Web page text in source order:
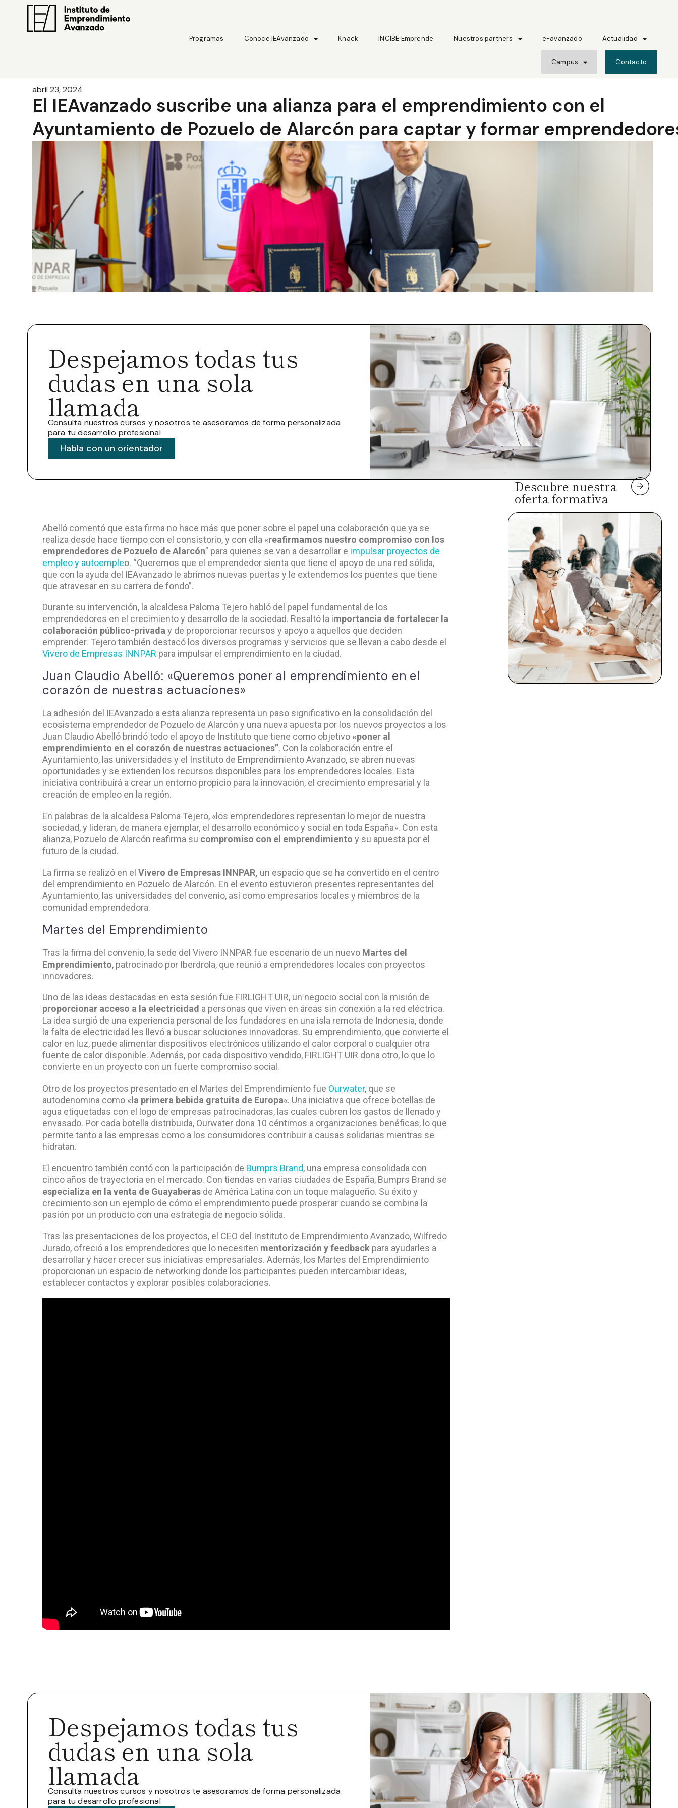
Programas Conoce IEAvanzado Knack INCIBE Emprende Nuestros partners e-avanzado Actualidad
Campus Contacto
abril 23, 2024
El IEAvanzado suscribe una alianza para el emprendimiento con el
Ayuntamiento de Pozuelo de Alarcón para captar y formar
Despejamos todas tus
dudas en una sola
llamada
Consulta nuestros cursos y nosotros te asesoramos de forma personalizada
para tu desarrollo profesional
Habla con un orientador
Abelló comentó que esta firma no hace más que poner sobre el papel una colaboración que ya se
realiza desde hace tiempo con el consistorio, y con ella «reafirmamos nuestro compromiso con los
emprendedores de Pozuelo de Alarcón” para quienes se van a desarrollar e impulsar proyectos de
empleo y autoempleo. “Queremos que el emprendedor sienta que tiene el apoyo de una red sólida,
que con la ayuda del IEAvanzado le abrimos nuevas puertas y le extendemos los puentes que tiene
que atravesar en su carrera de fondo”.
Durante su intervención, la alcaldesa Paloma Tejero habló del papel fundamental de los
emprendedores en el crecimiento y desarrollo de la sociedad. Resaltó la importancia de fortalecer la
colaboración público-privaday de proporcionar recursos y apoyo a aquellos que deciden
emprender. Tejero también destacó los diversos programas y servicios que se llevan a cabo desde el
Vivero de Empresas INNPAR para impulsar el emprendimiento en la ciudad.
Juan Claudio Abelló: «Queremos poner al emprendimiento en el
corazón de nuestras actuaciones»
La adhesión del IEAvanzado a esta alianza representa un paso significativo en la consolidación del
ecosistema emprendedor de Pozuelo de Alarcón y una nueva apuesta por los nuevos proyectos a los
Juan Claudio Abelló brindó todo el apoyo de Instituto que tiene como objetivo«poner al
emprendimiento en el corazón de nuestras actuaciones”. Con la colaboración entre el
Ayuntamiento, las universidades y el Instituto de Emprendimiento Avanzado, se abren nuevas
oportunidades y se extienden los recursos disponibles para los emprendedores locales. Esta
iniciativa contribuirá a crear un entorno propicio para la innovación, el crecimiento empresarial y la
creación de empleo en la región.
En palabras de la alcaldesa Paloma Tejero, «los emprendedores representan lo mejor de nuestra
sociedad, y lideran, de manera ejemplar, el desarrollo económico y social en toda España». Con esta
alianza, Pozuelo de Alarcón reafirma su compromiso con el emprendimiento y su apuesta por el
futuro de la ciudad.
La firma se realizó en el Vivero de Empresas INNPAR, un espacio que se ha convertido en el centro
del emprendimiento en Pozuelo de Alarcón. En el evento estuvieron presentes representantes del
Ayuntamiento, las universidades del convenio, así como empresarios locales y miembros de la
comunidad emprendedora.
Martes del Emprendimiento
Tras la firma del convenio, la sede del Vivero INNPAR fue escenario de un nuevo Martes del
Emprendimiento, patrocinado por Iberdrola, que reunió a emprendedores locales con proyectos
innovadores.
Uno de las ideas destacadas en esta sesión fue FIRLIGHT UIR, un negocio social con la misión de
proporcionar acceso a la electricidad a personas que viven en áreas sin conexión a la red eléctrica.
La idea surgió de una experiencia personal de los fundadores en una isla remota de Indonesia, donde
la falta de electricidad les llevó a buscar soluciones innovadoras. Su emprendimiento, que convierte el
calor en luz, puede alimentar dispositivos electrónicos utilizando el calor corporal o cualquier otra
fuente de calor disponible. Además, por cada dispositivo vendido, FIRLIGHT UIR dona otro, lo que lo
convierte en un proyecto con un fuerte compromiso social.
Otro de los proyectos presentado en el Martes del Emprendimiento fue Ourwater, que se
autodenomina como «la primera bebida gratuita de Europa«. Una iniciativa que ofrece botellas de
agua etiquetadas con el logo de empresas patrocinadoras, las cuales cubren los gastos de llenado y
envasado. Por cada botella distribuida, Ourwater dona 10 céntimos a organizaciones benéficas, lo que
permite tanto a las empresas como a los consumidores contribuir a causas solidarias mientras se
hidratan.
El encuentro también contó con la participación de Bumprs Brand, una empresa consolidada con
cinco años de trayectoria en el mercado. Con tiendas en varias ciudades de España, Bumprs Brand se
especializa en la venta de Guayaberas de América Latina con un toque malagueño. Su éxito y
crecimiento son un ejemplo de cómo el emprendimiento puede prosperar cuando se combina la
pasión por un producto con una estrategia de negocio sólida.
Tras las presentaciones de los proyectos, el CEO del Instituto de Emprendimiento Avanzado, Wilfredo
Jurado, ofreció a los emprendedores que lo necesiten mentorización y feedback para ayudarles a
desarrollar y hacer crecer sus iniciativas empresariales. Además, los Martes del Emprendimiento
proporcionan un espacio de networking donde los participantes pueden intercambiar ideas,
establecer contactos y explorar posibles colaboraciones.
Descubre nuestra
oferta formativa
Despejamos todas tus
dudas en una sola
llamada
Consulta nuestros cursos y nosotros te asesoramos de forma personalizada
para tu desarrollo profesional